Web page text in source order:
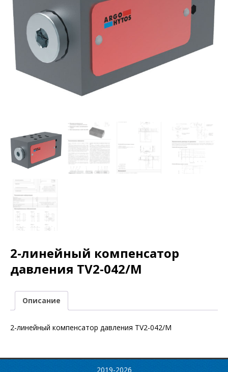
2-линейный компенсатор
давления TV2-042/M
Описание
2-линейный компенсатор давления TV2-042/M
2019-2026